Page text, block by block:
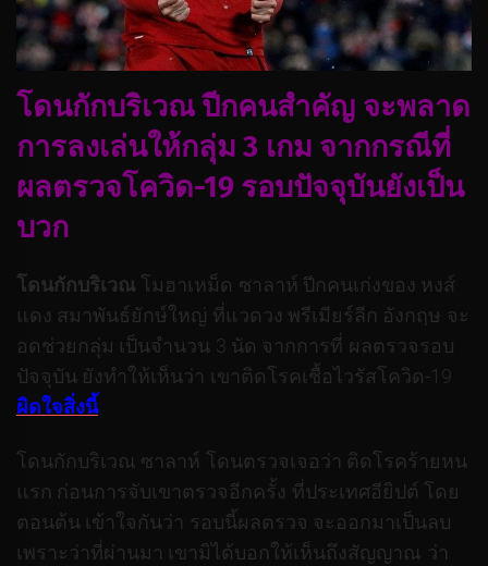
โดนกักบริเวณ ปีกคนสำคัญ จะพลาด
การลงเล่นให้กลุ่ม 3 เกม จากกรณีที่
ผลตรวจโควิด-19 รอบปัจจุบันยังเป็น
บวก
โดนกักบริเวณ โมฮาเหม็ด ซาลาห์ ปีกคนเก่งของ หงส์
แดง สมาพันธ์ยักษ์ใหญ่ ที่แวดวง พรีเมียร์ลีก อังกฤษ จะ
อดช่วยกลุ่ม เป็นจำนวน 3 นัด จากการที่ ผลตรวจรอบ
ปัจจุบัน ยังทำให้เห็นว่า เขาติดโรคเชื้อไวรัสโควิด-19
ผิดใจสิ่งนี้
โดนกักบริเวณ ซาลาห์ โดนตรวจเจอว่า ติดโรคร้ายหน
แรก ก่อนการจับเขาตรวจอีกครั้ง ที่ประเทศอียิปต์ โดย
ตอนต้น เข้าใจกันว่า รอบนี้ผลตรวจ จะออกมาเป็นลบ
เพราะว่าที่ผ่านมา เขามิได้บอกให้เห็นถึงสัญญาณ ว่า